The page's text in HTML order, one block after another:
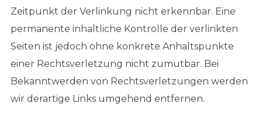
Zeitpunkt der Verlinkung nicht erkennbar. Eine
permanente inhaltliche Kontrolle der verlinkten
Seiten ist jedoch ohne konkrete Anhaltspunkte
einer Rechtsverletzung nicht zumutbar. Bei
Bekanntwerden von Rechtsverletzungen werden
wir derartige Links umgehend entfernen.